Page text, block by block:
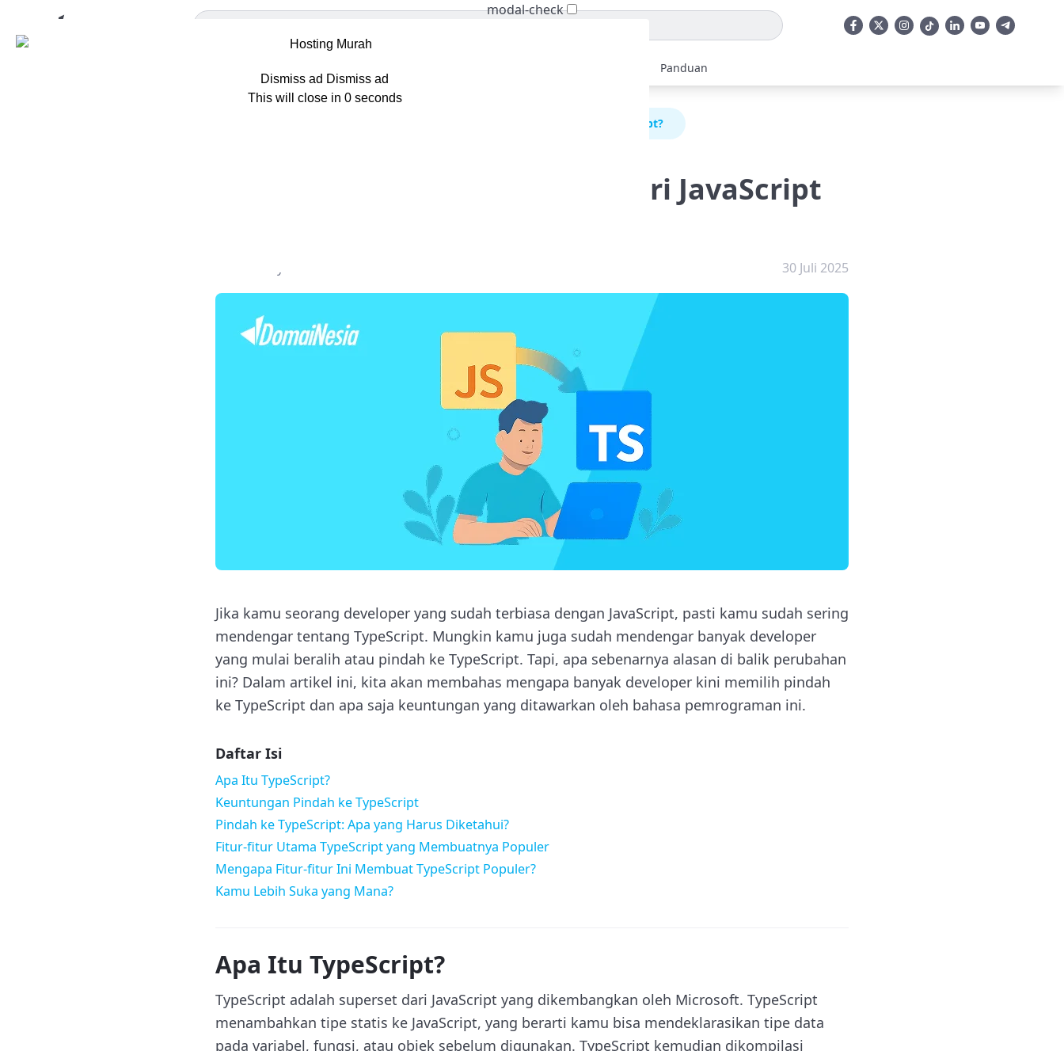
Panduan
Mengapa Developer Pindah dari JavaScript ke TypeScript?
Mengapa Developer Pindah dari JavaScript
30 Juli 2025
Jika kamu seorang developer yang sudah terbiasa dengan JavaScript, pasti kamu sudah sering
mendengar tentang TypeScript. Mungkin kamu juga sudah mendengar banyak developer
yang mulai beralih atau pindah ke TypeScript. Tapi, apa sebenarnya alasan di balik perubahan
ini? Dalam artikel ini, kita akan membahas mengapa banyak developer kini memilih pindah
ke TypeScript dan apa saja keuntungan yang ditawarkan oleh bahasa pemrograman ini.
Daftar Isi
Apa Itu TypeScript?
Keuntungan Pindah ke TypeScript
Pindah ke TypeScript: Apa yang Harus Diketahui?
Fitur-fitur Utama TypeScript yang Membuatnya Populer
Mengapa Fitur-fitur Ini Membuat TypeScript Populer?
Kamu Lebih Suka yang Mana?
Apa Itu TypeScript?
TypeScript adalah superset dari JavaScript yang dikembangkan oleh Microsoft. TypeScript
menambahkan tipe statis ke JavaScript, yang berarti kamu bisa mendeklarasikan tipe data
pada variabel, fungsi, atau objek sebelum digunakan. TypeScript kemudian dikompilasi
modal-check
Dismiss ad Dismiss ad
This will close in 0seconds